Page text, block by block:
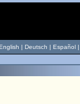
| Deutsch | Español |